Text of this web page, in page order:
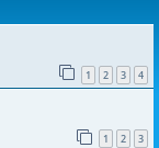
1 2 3 4
1 2 3